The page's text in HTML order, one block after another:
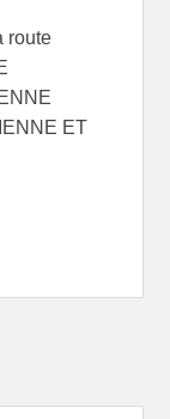
route
ET